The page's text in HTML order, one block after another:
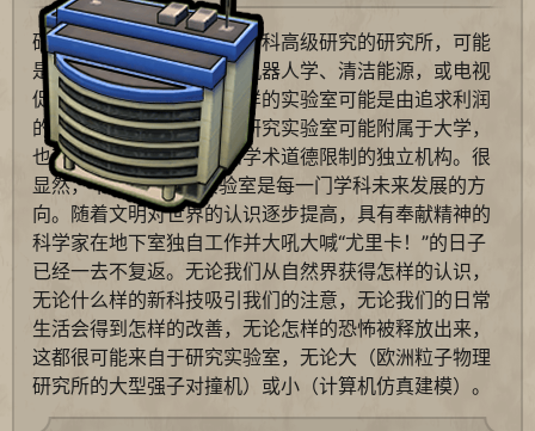
研究实验室是致力于某一学科高级研究的研究所，可能
是医学、物理学、化学、机器人学、清洁能源，或电视
促销节目中的新产品。这样的实验室可能是由追求利润
的富有公司资助或运营。研究实验室可能附属于大学，
也可能是不受学术界线和学术道德限制的独立机构。很
显然，“高效”的研究实验室是每一门学科未来发展的方
向。随着文明对世界的认识逐步提高，具有奉献精神的
科学家在地下室独自工作并大吼大喊“尤里卡！”的日子
已经一去不复返。无论我们从自然界获得怎样的认识，
无论什么样的新科技吸引我们的注意，无论我们的日常
生活会得到怎样的改善，无论怎样的恐怖被释放出来，
这都很可能来自于研究实验室，无论大（欧洲粒子物理
研究所的大型强子对撞机）或小（计算机仿真建模）。